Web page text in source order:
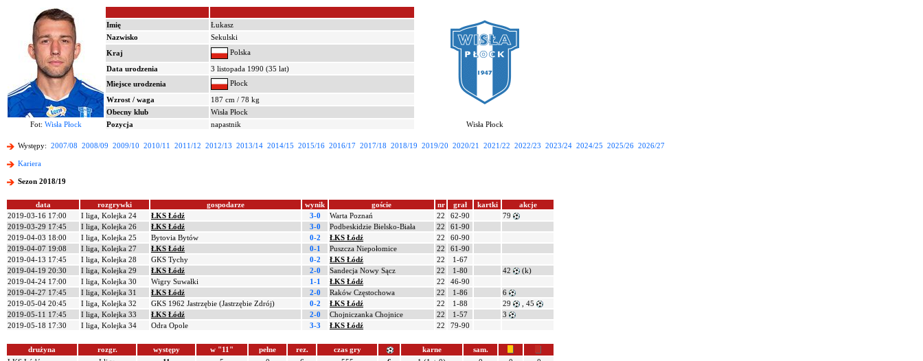
Imię
Łukasz
Nazwisko
Sekulski
Kraj
Polska
Data urodzenia
3 listopada 1990 (35 lat)
Miejsce urodzenia
Płock
Wzrost / waga
187 cm / 78 kg
Obecny klub
Wisła Płock
Fot: Wisła Płock Pozycja napastnik Wisła Płock
Występy: 2007/08 2008/09 2009/10 2010/11 2011/12 2012/13 2013/14 2014/15 2015/16 2016/17 2017/18 2018/19 2019/20 2020/21 2021/22 2022/23 2023/24 2024/25 2025/26 2026/27
Kariera
Sezon 2018/19
data rozgrywki gospodarze wynik goście nr grał kartki
akcje
2019-03-16 17:00
I liga, Kolejka 24 ŁKS Łódź 3-0 Warta Poznań 22 62-90
79
2019-03-29 17:45
I liga, Kolejka 26 ŁKS Łódź 3-0 Podbeskidzie Bielsko-Biała 22
61-90
2019-04-03 18:00
I liga, Kolejka 25 Bytovia Bytów 0-2 ŁKS Łódź 22
60-90
2019-04-07 19:08
I liga, Kolejka 27 ŁKS Łódź 0-1 Puszcza Niepołomice 22
61-90
2019-04-13 17:45
I liga, Kolejka 28 GKS Tychy 0-2 ŁKS Łódź 22
1-67
2019-04-19 20:30
I liga, Kolejka 29 ŁKS Łódź 2-0 Sandecja Nowy Sącz 22 1-80 42
(k)
2019-04-24 17:00
I liga, Kolejka 30 Wigry Suwałki 1-1 ŁKS Łódź 22
46-90
2019-04-27 17:45
I liga, Kolejka 31 ŁKS Łódź 2-0 Raków Częstochowa 22 1-86
6
2019-05-04 20:45
I liga, Kolejka 32 GKS 1962 Jastrzębie (Jastrzębie Zdrój) 0-2 ŁKS Łódź 22 1-88 29
, 45
2019-05-11 17:45
I liga, Kolejka 33 ŁKS Łódź 2-0 Chojniczanka Chojnice 22 1-57
3
2019-05-18 17:30
I liga, Kolejka 34 Odra Opole 3-3 ŁKS Łódź 22 79-90
drużyna rozgr. występy w "11" pełne rez. czas gry karne
sam.